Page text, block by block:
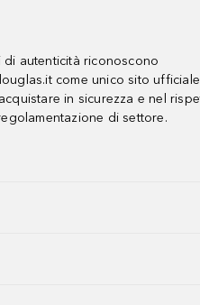
di autenticità riconoscono
come unico sito ufficiale
in sicurezza e nel
di settore.